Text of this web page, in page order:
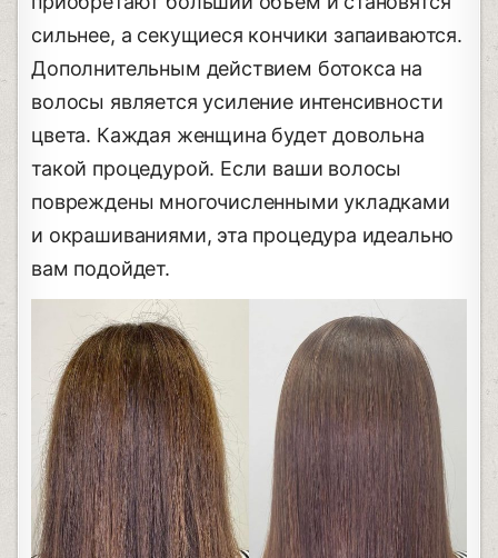
сильнее, а секущиеся кончики запаиваются.
Дополнительным действием ботокса на
волосы является усиление интенсивности
цвета. Каждая женщина будет довольна
такой процедурой. Если ваши волосы
повреждены многочисленными укладками
и окрашиваниями, эта процедура идеально
вам подойдет.